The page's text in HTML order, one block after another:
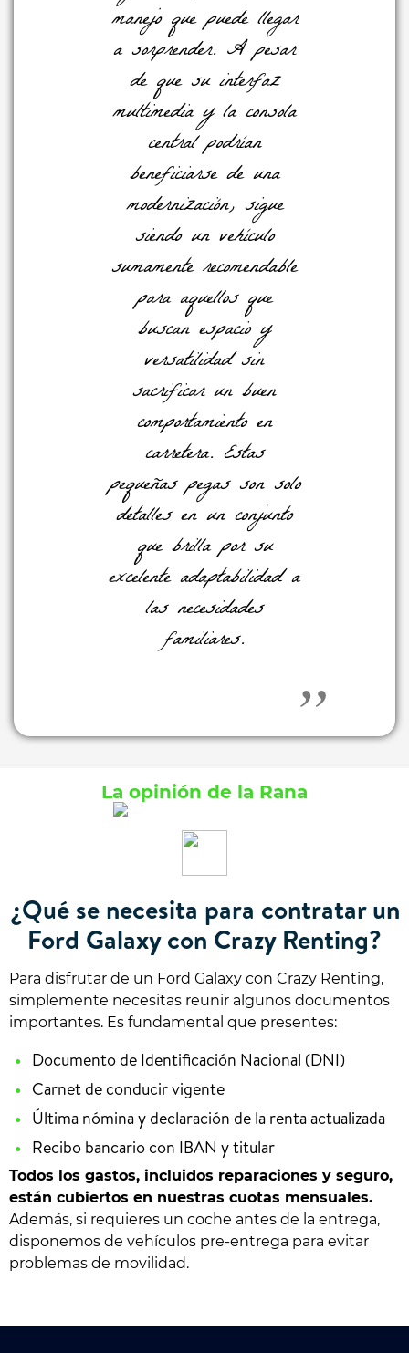
manejo que puede llegar
a sorprender. A pesar
de que su interfaz
multimedia y la consola
central podrían
beneficiarse de una
modernización, sigue
siendo un vehículo
sumamente recomendable
para aquellos que
buscan espacio y
versatilidad sin
sacrificar un buen
comportamiento en
carretera. Estas
pequeñas pegas son solo
detalles en un conjunto
que brilla por su
excelente adaptabilidad a
las necesidades
familiares.
La opinión de la Rana
¿Qué se necesita para contratar un
Ford Galaxy con Crazy Renting?
Para disfrutar de un Ford Galaxy con Crazy Renting,
simplemente necesitas reunir algunos documentos
importantes. Es fundamental que presentes:
Documento de Identificación Nacional (DNI)
Carnet de conducir vigente
Última nómina y declaración de la renta actualizada
Recibo bancario con IBAN y titular
Todos los gastos, incluidos reparaciones y seguro,
están cubiertos en nuestras cuotas mensuales.
Además, si requieres un coche antes de la entrega,
disponemos de vehículos pre-entrega para evitar
problemas de movilidad.